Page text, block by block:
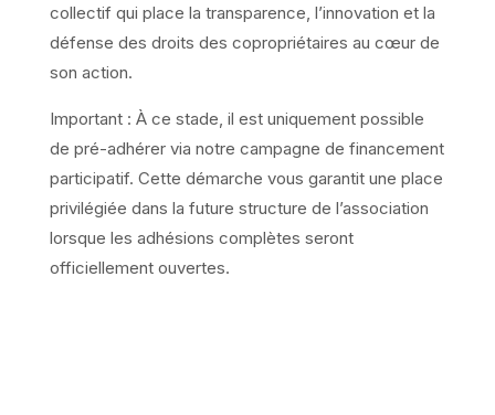
collectif qui place la transparence, l’innovation et la
défense des droits des copropriétaires au cœur de
son action.
Important : À ce stade, il est uniquement possible
de pré-adhérer via notre campagne de financement
participatif. Cette démarche vous garantit une place
privilégiée dans la future structure de l’association
lorsque les adhésions complètes seront
officiellement ouvertes.